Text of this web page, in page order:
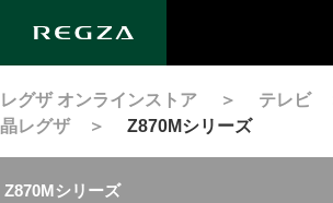
レグザ オンラインストア ＞ テレビ
晶レグザ＞ Z870Mシリーズ
Z870Mシリーズ